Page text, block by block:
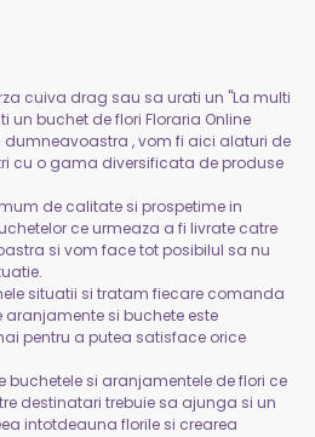
cuiva drag sau sa urati un "La multi
un buchet de flori Floraria Online
dumneavoastra , vom fi aici alaturi de
cu o gama diversificata de produse
de calitate si prospetime in
ce urmeaza a fi livrate catre
si vom face tot posibilul sa nu
situatii si tratam fiecare comanda
si buchete este
pentru a putea satisface orice
si aranjamentele de flori ce
destinatari trebuie sa ajunga si un
intotdeauna florile si crearea